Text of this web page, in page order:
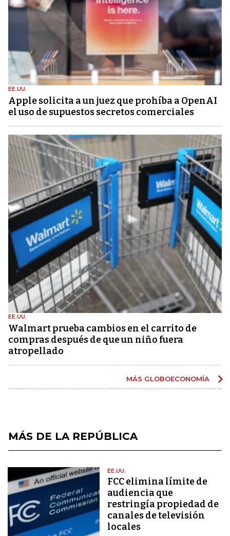
EE.UU.
Apple solicita a un juez que prohíba a OpenAI
el uso de supuestos secretos comerciales
EE.UU.
Walmart prueba cambios en el carrito de
compras después de que un niño fuera
atropellado
MÁS GLOBOECONOMÍA
MÁS DE LA REPÚBLICA
EE.UU.
FCC elimina límite de
audiencia que
restringía propiedad de
canales de televisión
locales